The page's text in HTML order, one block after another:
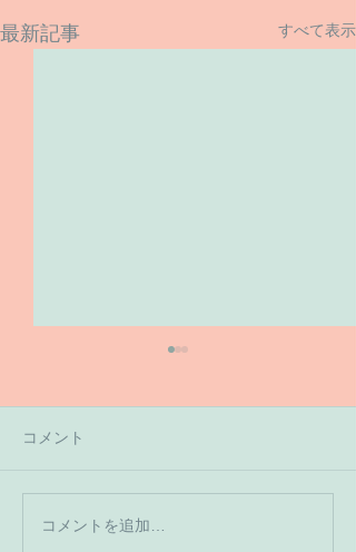
最新記事 すべて表示
【６月１６日のご予約状
コメント
コメントを追加…